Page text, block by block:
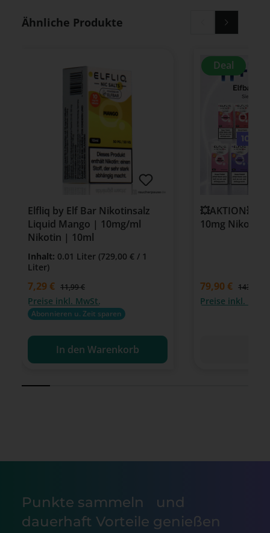
Produktgalerie überspringen
Ähnliche Produkte
Elfliq by Elf Bar Nikotinsalz
Liquid Mango | 10mg/ml
Nikotin | 10ml
Inhalt: 0.01 Liter (729,00 € / 1
Liter)
Verkaufspreis:
7,29 € Regulärer Preis:
11,99 €
Preise inkl. MwSt.
Abonnieren u. Zeit sparen
In den Warenkorb
Deal
💥AKTION💥
10mg Nikotin
79,90 € 143,88 €
Preise inkl.
Punkte sammeln und
dauerhaft Vorteile genießen